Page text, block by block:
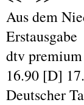
Aus dem
Erstausgabe
dtv
16.90 [D]
Deutscher